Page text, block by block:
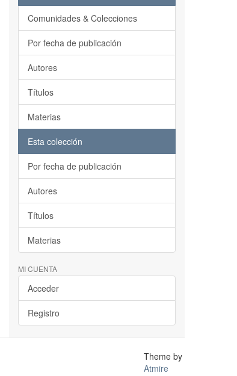
Comunidades & Colecciones
Por fecha de publicación
Autores
Títulos
Materias
Esta colección
Por fecha de publicación
Autores
Títulos
Materias
MI CUENTA
Acceder
Registro
Theme by
Atmire